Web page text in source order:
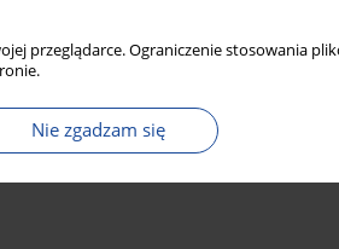
przeglądarce. Ograniczenie stosowania
Nie zgadzam się